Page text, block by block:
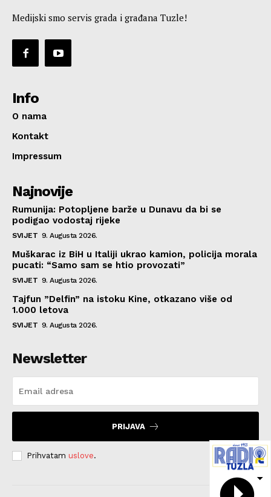
Medijski smo servis grada i građana Tuzle!
Info
O nama
Kontakt
Impressum
Najnovije
Rumunija: Potopljene barže u Dunavu da bi se
podigao vodostaj rijeke
SVIJET 9. Augusta 2026.
Muškarac iz BiH u Italiji ukrao kamion, policija morala
pucati: “Samo sam se htio provozati”
SVIJET 9. Augusta 2026.
Tajfun ”Delfin” na istoku Kine, otkazano više od
1.000 letova
SVIJET 9. Augusta 2026.
Newsletter
PRIJAVA
Prihvatam uslove.